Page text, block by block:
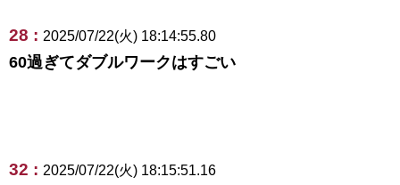
28 : 2025/07/22(火) 18:14:55.80
60過ぎてダブルワークはすごい
32 : 2025/07/22(火) 18:15:51.16